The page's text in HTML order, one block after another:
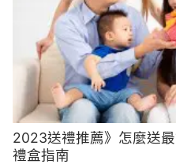
2023送禮推薦》怎麼送
禮盒指南